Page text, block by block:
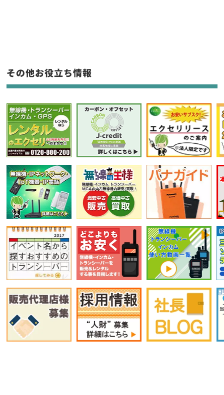
フリーワード入力(製品名等)
選択条件をリセット
その他お役立ち情報